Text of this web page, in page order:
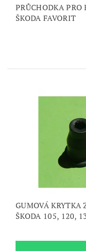
PRŮCHODKA
ŠKODA FAVORIT
GUMOVÁ KRYTKA
ŠKODA 105, 120,